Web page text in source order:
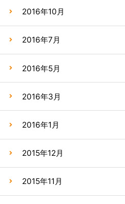
2016年10月
2016年7月
2016年5月
2016年3月
2016年1月
2015年12月
2015年11月